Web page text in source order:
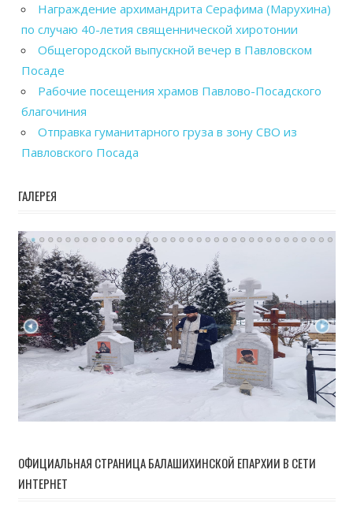
Награждение архимандрита Серафима (Марухина)
по случаю 40-летия священнической хиротонии
Общегородской выпускной вечер в Павловском
Посаде
Рабочие посещения храмов Павлово-Посадского
благочиния
Отправка гуманитарного груза в зону СВО из
Павловского Посада
ГАЛЕРЕЯ
ОФИЦИАЛЬНАЯ СТРАНИЦА БАЛАШИХИНСКОЙ ЕПАРХИИ В СЕТИ
ИНТЕРНЕТ